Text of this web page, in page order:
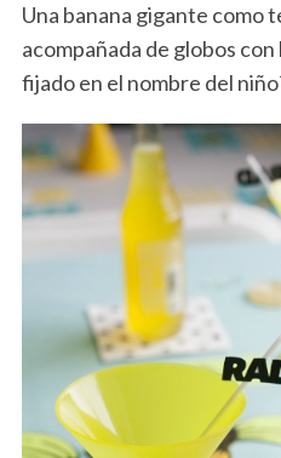
Una banana gigante como
acompañada de globos con
fijado en el nombre del